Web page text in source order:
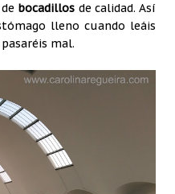
bocadillos de calidad. Así
lleno cuando leáis
mal.